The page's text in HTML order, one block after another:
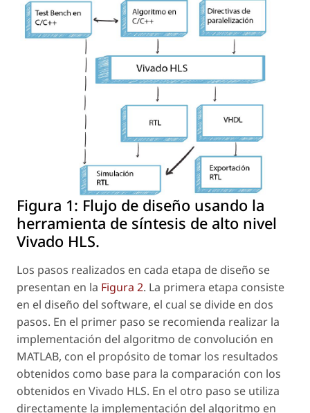
Figura 1: Flujo de diseño usando la
herramienta de síntesis de alto nivel
Vivado HLS.
Los pasos realizados en cada etapa de diseño se
presentan en la Figura 2. La primera etapa consiste
en el diseño del software, el cual se divide en dos
pasos. En el primer paso se recomienda realizar la
implementación del algoritmo de convolución en
MATLAB, con el propósito de tomar los resultados
obtenidos como base para la comparación con los
obtenidos en Vivado HLS. En el otro paso se utiliza
directamente la implementación del algoritmo en